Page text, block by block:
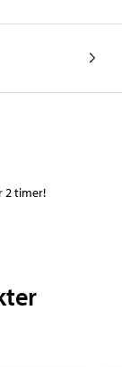
2 timer!